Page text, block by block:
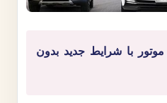
با شرایط جدید بدون